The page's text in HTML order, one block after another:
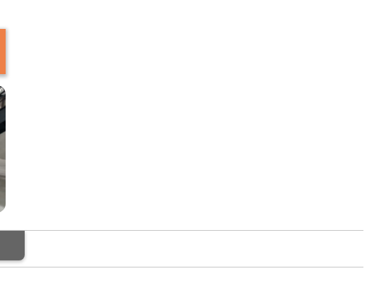
o tamanho ideal para o seu ambiente é